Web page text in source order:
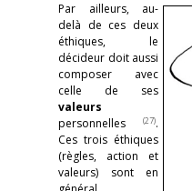
Par ailleurs, au-
delà de ces deux
éthiques, le
décideur doit aussi
composer avec
celle de ses
valeurs
personnelles
(27).
Ces trois éthiques
(règles, action et
valeurs) sont en